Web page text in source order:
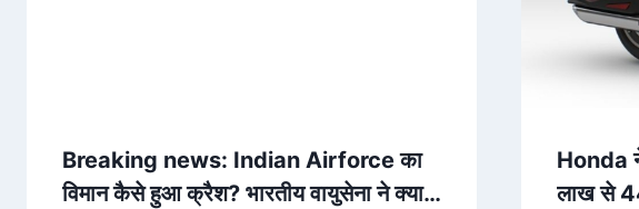
Breaking news: Indian Airforce का
विमान कैसे हुआ क्रैश? भारतीय वायुसेना ने क्या
Honda
लाख से